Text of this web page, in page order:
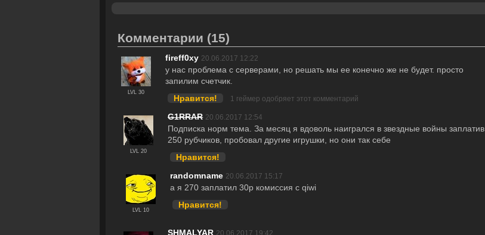
Комментарии (15)
LVL 30
fireff0xy 20.06.2017 12:22
у нас проблема с серверами, но решать мы ее конечно же не будет. просто
запилим счетчик.
Нравится!
1 геймер одобряет этот комментарий
LVL 20
G1RRAR 20.06.2017 12:54
Подписка норм тема. За месяц я вдоволь наигрался в звездные войны заплатив
250 рубчиков, пробовал другие игрушки, но они так себе
Нравится!
LVL 10
randomname 20.06.2017 15:17
а я 270 заплатил 30р комиссия с qiwi
Нравится!
SHMALYAR 20.06.2017 19:42